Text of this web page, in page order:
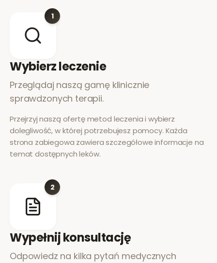
1
Wybierz leczenie
Przeglądaj naszą gamę klinicznie
sprawdzonych terapii.
Przejrzyj naszą ofertę metod leczenia i wybierz
dolegliwość, w której potrzebujesz pomocy. Każda
strona zabiegowa zawiera szczegółowe informacje na
temat dostępnych leków.
2
Wypełnij konsultację
Odpowiedz na kilka pytań medycznych